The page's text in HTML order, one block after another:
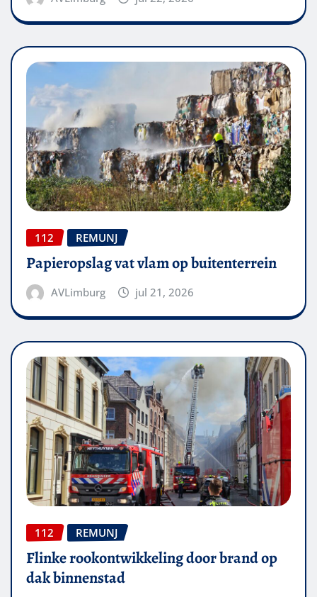
112 REMUNJ
Papieropslag vat vlam op buitenterrein
AVLimburg jul 21, 2026
112 REMUNJ
Flinke rookontwikkeling door brand op
dak binnenstad